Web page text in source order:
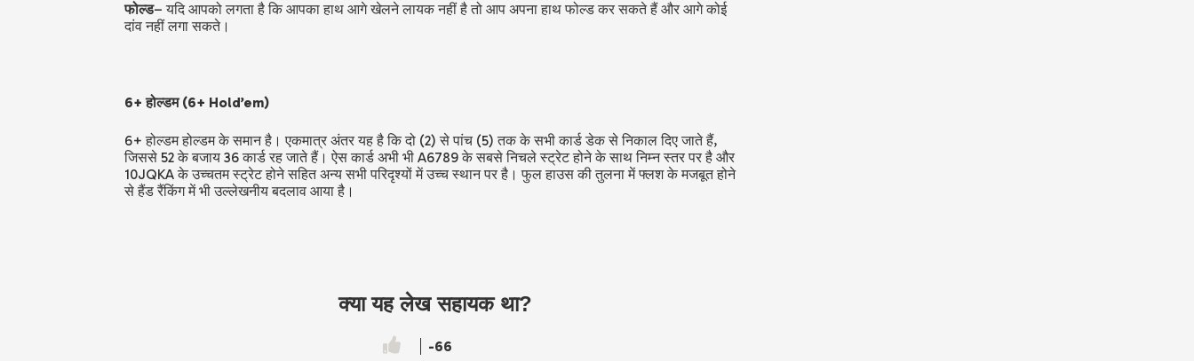
फोल्ड– यदि आपको लगता है कि आपका हाथ आगे खेलने लायक नहीं है तो आप अपना हाथ फोल्ड कर सकते हैं और आगे कोई
दांव नहीं लगा सकते।
6+ होल्डम (6+ Hold’em)
6+ होल्डम होल्डम के समान है। एकमात्र अंतर यह है कि दो (2) से पांच (5) तक के सभी कार्ड डेक से निकाल दिए जाते हैं,
जिससे 52 के बजाय 36 कार्ड रह जाते हैं। ऐस कार्ड अभी भी A6789 के सबसे निचले स्ट्रेट होने के साथ निम्न स्तर पर है और
10JQKA के उच्चतम स्ट्रेट होने सहित अन्य सभी परिदृश्यों में उच्च स्थान पर है। फुल हाउस की तुलना में फ्लश के मजबूत होने
से हैंड रैंकिंग में भी उल्लेखनीय बदलाव आया है।
क्या यह लेख सहायक था?
-66